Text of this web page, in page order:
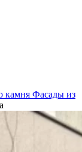
камня Фасады из